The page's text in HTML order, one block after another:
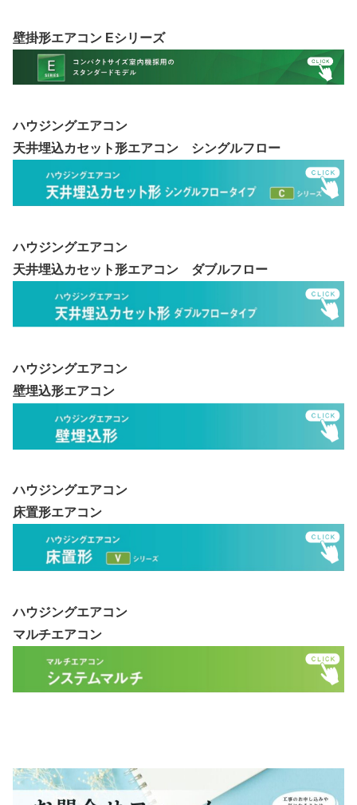
壁掛形エアコン Eシリーズ
ハウジングエアコン
天井埋込カセット形エアコン シングルフロー
ハウジングエアコン
天井埋込カセット形エアコン ダブルフロー
ハウジングエアコン
壁埋込形エアコン
ハウジングエアコン
床置形エアコン
ハウジングエアコン
マルチエアコン